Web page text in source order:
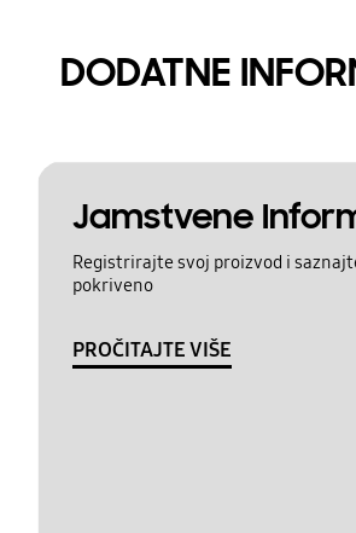
DODATNE
Jamstvene
Registrirajte svoj proizvod i
pokriveno
PROČITAJTE VIŠE